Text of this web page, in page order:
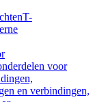
T-
voor
en verbindingen,